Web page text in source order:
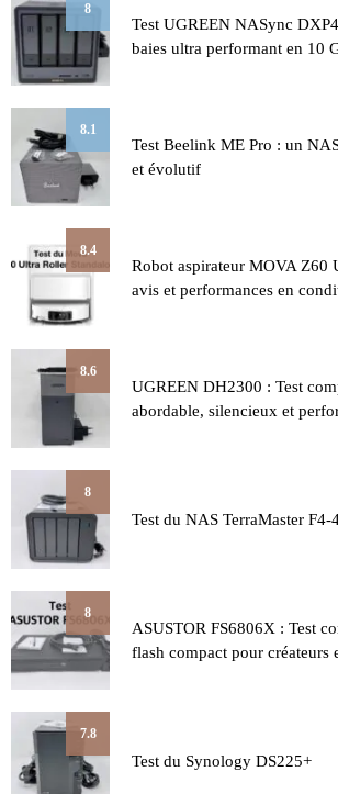
8
Test UGREEN NASync
baies ultra performant en 10
8.1
Test Beelink ME Pro : un
et évolutif
8.4
Robot aspirateur MOVA Z60
avis et performances en
8.6
UGREEN DH2300 : Test
abordable, silencieux et
8
Test du NAS TerraMaster F4-
8
ASUSTOR FS6806X : Test
flash compact pour créateurs
7.8
Test du Synology DS225+